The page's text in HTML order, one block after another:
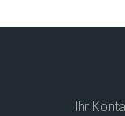
Ihr